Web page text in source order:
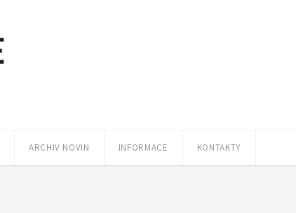
ARCHIV NOVIN INFORMACE KONTAKTY